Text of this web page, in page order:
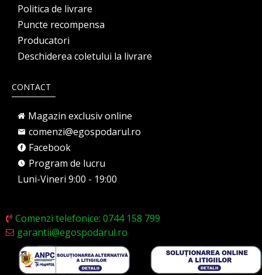
Politica de livrare
Puncte recompensa
Producatori
Deschiderea coletului la livrare
CONTACT
Magazin exclusiv online
comenzi@egospodarul.ro
Facebook
Program de lucru
Luni-Vineri 9:00 - 19:00
Comenzi telefonice: 0744 158 799
garantii@egospodarul.ro